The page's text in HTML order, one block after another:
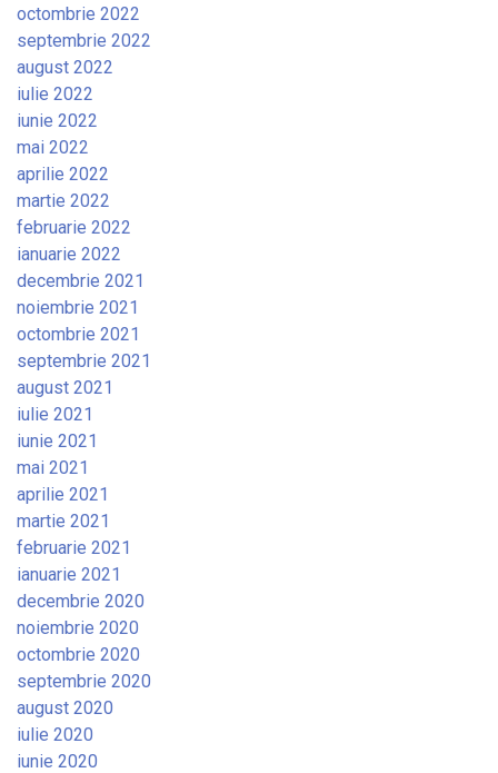
octombrie 2022
septembrie 2022
august 2022
iulie 2022
iunie 2022
mai 2022
aprilie 2022
martie 2022
februarie 2022
ianuarie 2022
decembrie 2021
noiembrie 2021
octombrie 2021
septembrie 2021
august 2021
iulie 2021
iunie 2021
mai 2021
aprilie 2021
martie 2021
februarie 2021
ianuarie 2021
decembrie 2020
noiembrie 2020
octombrie 2020
septembrie 2020
august 2020
iulie 2020
iunie 2020